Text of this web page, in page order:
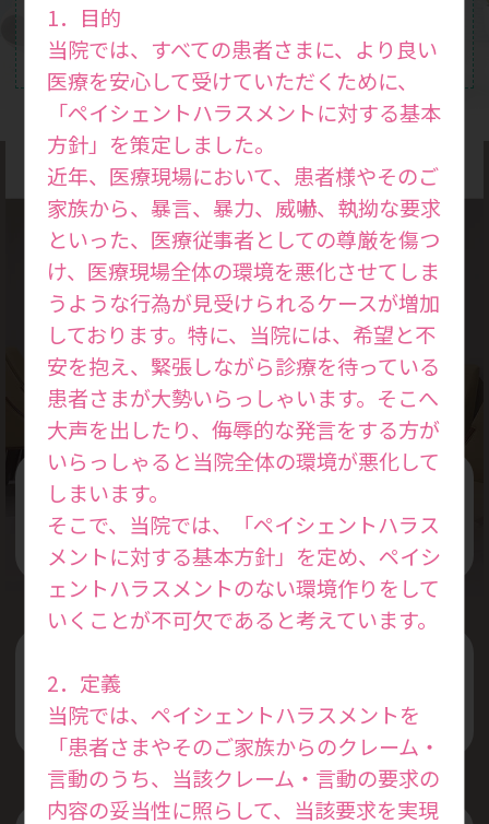
1．目的
当院では、すべての患者さまに、より良い
医療を安心して受けていただくために、
「ペイシェントハラスメントに対する基本
方針」を策定しました。
近年、医療現場において、患者様やそのご
家族から、暴言、暴力、威嚇、執拗な要求
といった、医療従事者としての尊厳を傷つ
け、医療現場全体の環境を悪化させてしま
うような行為が見受けられるケースが増加
しております。特に、当院には、希望と不
安を抱え、緊張しながら診療を待っている
患者さまが大勢いらっしゃいます。そこへ
大声を出したり、侮辱的な発言をする方が
いらっしゃると当院全体の環境が悪化して
しまいます。
そこで、当院では、「ペイシェントハラス
メントに対する基本方針」を定め、ペイシ
ェントハラスメントのない環境作りをして
いくことが不可欠であると考えています。
2．定義
当院では、ペイシェントハラスメントを
「患者さまやそのご家族からのクレーム・
言動のうち、当該クレーム・言動の要求の
内容の妥当性に照らして、当該要求を実現
診療方針
Medical
Treatment Policy
女性の本来持っている力を活かした
治療を行います
プライベートと仕事を両立できる
治療スケジュールを考えます